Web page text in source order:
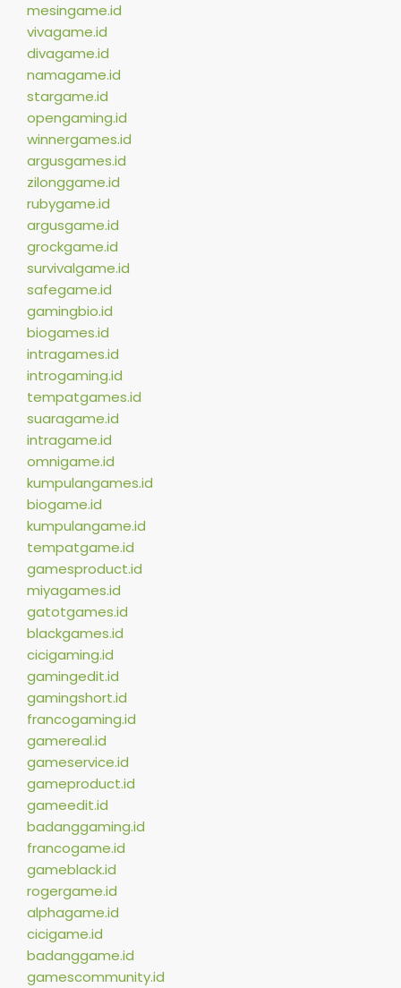
mesingame.id
vivagame.id
divagame.id
namagame.id
stargame.id
opengaming.id
winnergames.id
argusgames.id
zilonggame.id
rubygame.id
argusgame.id
grockgame.id
survivalgame.id
safegame.id
gamingbio.id
biogames.id
intragames.id
introgaming.id
tempatgames.id
suaragame.id
intragame.id
omnigame.id
kumpulangames.id
biogame.id
kumpulangame.id
tempatgame.id
gamesproduct.id
miyagames.id
gatotgames.id
blackgames.id
cicigaming.id
gamingedit.id
gamingshort.id
francogaming.id
gamereal.id
gameservice.id
gameproduct.id
gameedit.id
badanggaming.id
francogame.id
gameblack.id
rogergame.id
alphagame.id
cicigame.id
badanggame.id
gamescommunity.id